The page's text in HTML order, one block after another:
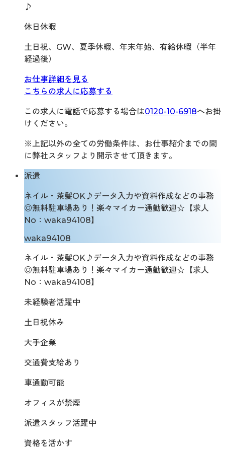
♪
休日休暇
土日祝、GW、夏季休暇、年末年始、有給休暇（半年
経過後）
お仕事詳細を見る
こちらの求人に応募する
この求人に電話で応募する場合は0120-10-6918へお掛
けください。
※上記以外の全ての労働条件は、お仕事紹介までの間
に弊社スタッフより開示させて頂きます。
派遣
ネイル・茶髪OK♪データ入力や資料作成などの事務
◎無料駐車場あり！楽々マイカー通勤歓迎☆【求人
No：waka94108】
waka94108
ネイル・茶髪OK♪データ入力や資料作成などの事務
◎無料駐車場あり！楽々マイカー通勤歓迎☆【求人
No：waka94108】
未経験者活躍中
土日祝休み
大手企業
交通費支給あり
車通勤可能
オフィスが禁煙
派遣スタッフ活躍中
資格を活かす